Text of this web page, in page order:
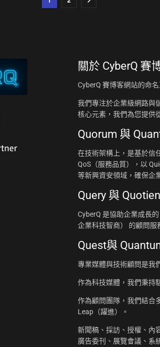
關於 CyberQ 賽
CyberQ 賽博客網站的命
我們專注於企業級網路與
核心元素，我們為您提供
Quorum 與
在技術架構上，是基於信
QoS（服務品質），以
等新興資安領域，確保企
Query 與
CyberQ 是協助企業成長
企業科技智商） 的顧問服
Quest與
專業媒體與技術顧問是我
作為科技媒體，我們秉持
作為顧問團隊，我們結合
Leap（躍進）。
新聞稿、採訪、授權、內
廣告委刊、展覽會議、系